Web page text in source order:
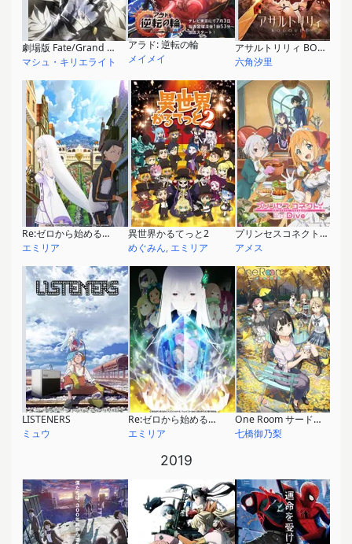
劇場版 Fate/Grand Order -神聖円卓領域キャメロット- 前編 Wandering; Agateram
マシュ・キリエライト
アラド: 逆転の輪
メイメイ
アサルトリリィ BOUQUET
六角汐里
Re:ゼロから始める異世界生活 新編集版
エミリア
異世界かるてっと2
めぐみん, エミリア
プリンセスコネクト！Re:Dive
アメス
LISTENERS
ミュウ
Re:ゼロから始める異世界生活 2nd season
エミリア
One Room サードシーズン
七橋御乃梨
2019